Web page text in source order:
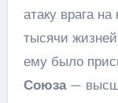
атаку врага
тысячи
ему было
Союза—